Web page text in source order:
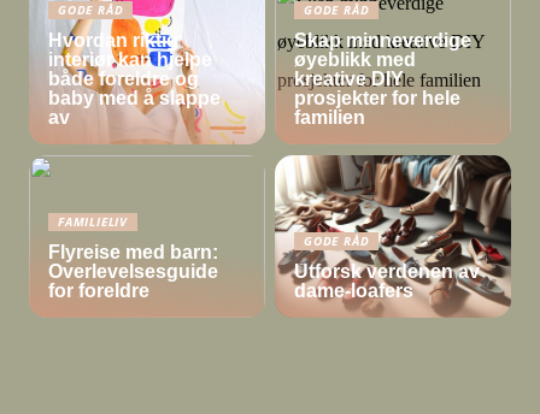
GODE RÅD
Hvordan riktig
interiør kan hjelpe
både foreldre og
baby med å slappe
av
GODE RÅD
Skap minneverdige
øyeblikk med
kreative DIY
prosjekter for hele
familien
FAMILIELIV
Flyreise med barn:
Overlevelsesguide
for foreldre
GODE RÅD
Utforsk verdenen av
dame-loafers